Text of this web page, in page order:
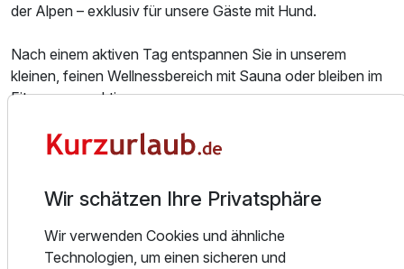
Ausstattung
Zusatznächte
Für 3 Tage p.P. ab320,00 €
der Alpen – exklusiv für unsere Gäste mit Hund.
Nach einem aktiven Tag entspannen Sie in unserem
kleinen, feinen Wellnessbereich mit Sauna oder bleiben im
Fitnessraum aktiv.
Jeder Morgen beginnt bei uns mit einem frischen
frisches Obst, Joghurt, Müsli, Tee, Säfte und Eier frisch aus
der Küche nach Wunsch.
Wir schätzen Ihre Privatsphäre
Wir verwenden Cookies und ähnliche
Technologien, um einen sicheren und